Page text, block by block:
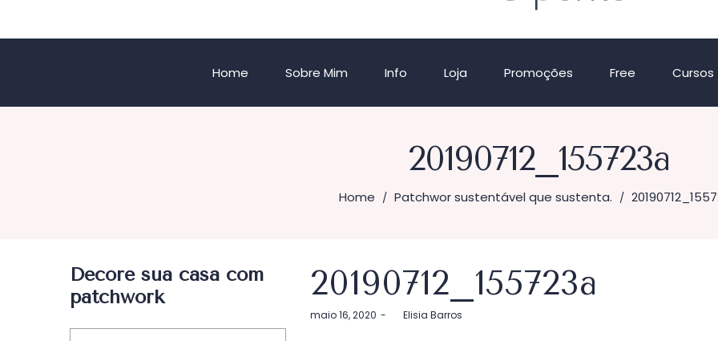
Home Sobre Mim Info Loja Promoções Free Cursos
20190712_155723a
Home / Patchwor sustentável que sustenta. /
20190712_155723a
Postado
maio 16, 2020 byElisia Barros
Decore sua casa com
patchwork